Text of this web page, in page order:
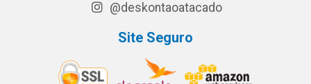
@deskontaoatacado
Site Seguro